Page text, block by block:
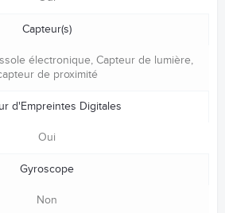
Capteur(s)
électronique, Capteur de lumière,
de proximité
d'Empreintes Digitales
Oui
Gyroscope
Non